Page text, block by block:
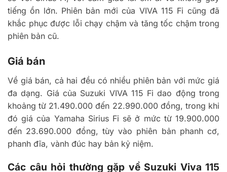
tiếng ồn lớn. Phiên bản mới của VIVA 115 Fi cũng đã
khắc phục được lỗi chạy chậm và tăng tốc chậm trong
phiên bản cũ.
Giá bán
Về giá bán, cả hai đều có nhiều phiên bản với mức giá
đa dạng. Giá của Suzuki VIVA 115 Fi dao động trong
khoảng từ 21.490.000 đến 22.990.000 đồng, trong khi
đó giá của Yamaha Sirius Fi sẽ ở mức từ 19.900.000
đến 23.690.000 đồng, tùy vào phiên bản phanh cơ,
phanh đĩa, vành đúc hay bản kỷ niệm.
Các câu hỏi thường gặp về Suzuki Viva 115